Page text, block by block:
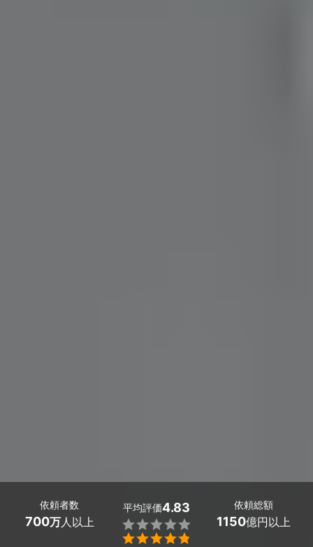
依頼者数
700万人以上
平均評価4.83


依頼総額
1150億円以上